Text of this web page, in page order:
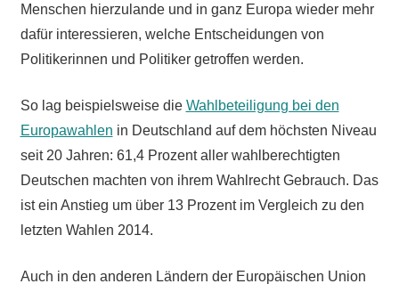
Menschen hierzulande und in ganz Europa wieder mehr
dafür interessieren, welche Entscheidungen von
Politikerinnen und Politiker getroffen werden.
So lag beispielsweise die Wahlbeteiligung bei den
Europawahlen in Deutschland auf dem höchsten Niveau
seit 20 Jahren: 61,4 Prozent aller wahlberechtigten
Deutschen machten von ihrem Wahlrecht Gebrauch. Das
ist ein Anstieg um über 13 Prozent im Vergleich zu den
letzten Wahlen 2014.
Auch in den anderen Ländern der Europäischen Union